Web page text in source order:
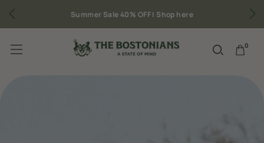
Δωρεάν μεταφορικά για παραγγελίες άνω των 50€
0